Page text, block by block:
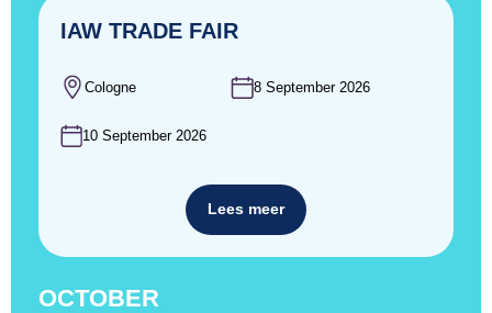
IAW TRADE FAIR
Cologne 8 September 2026
10 September 2026
Lees meer
OCTOBER